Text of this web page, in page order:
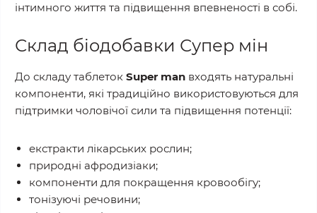
інтимного життя та підвищення впевненості в собі.
Склад біодобавки Супер мін
До складу таблеток Super man входять натуральні
компоненти, які традиційно використовуються для
підтримки чоловічої сили та підвищення потенції:
екстракти лікарських рослин;
природні афродизіаки;
компоненти для покращення кровообігу;
тонізуючі речовини;